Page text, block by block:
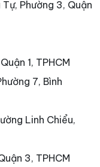
Phường 3, Quận
1, TPHCM
7, Bình
Linh Chiểu,
3, TPHCM